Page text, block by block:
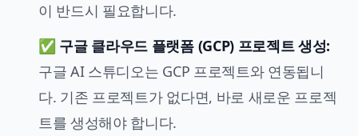
이 반드시 필요합니다.
✅ 구글 클라우드 플랫폼 (GCP) 프로젝트 생성:
구글 AI 스튜디오는 GCP 프로젝트와 연동됩니
다. 기존 프로젝트가 없다면, 바로 새로운 프로젝
트를 생성해야 합니다.